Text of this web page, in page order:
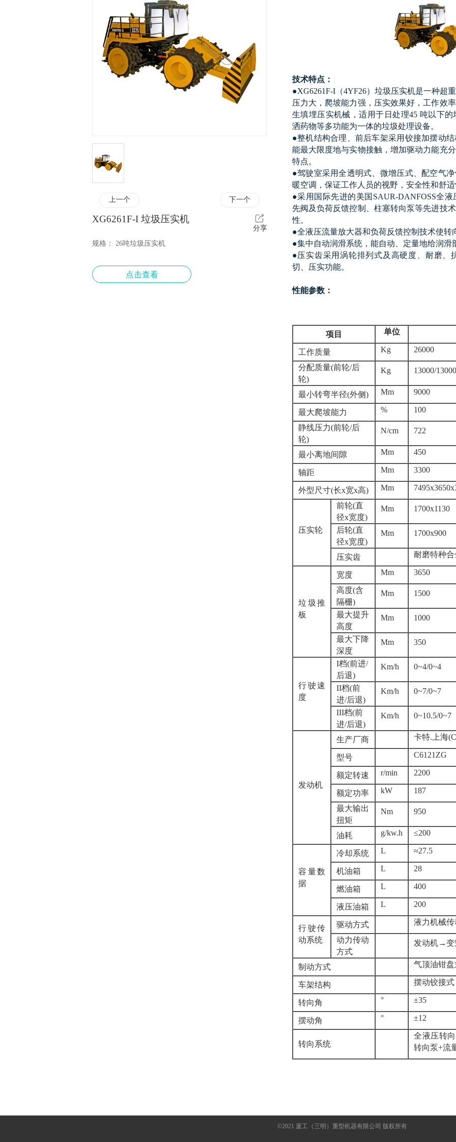
上一个 下一个
XG6261F-I 垃圾压实机
分享
规格：
26吨垃圾压实机
点击查看
技术特点：
●XG6261F-I（4YF26）垃圾压实机是一种超
压力大，爬坡能力强，压实效果好，工作效
生填埋压实机械，适用于日处理45 吨以下
洒药物等多功能为一体的垃圾处理设备。
●整机结构合理、前后车架采用铰接加摆动
能最大限度地与实物接触，增加驱动力能充
特点。
●驾驶室采用全透明式、微增压式、配空气
暖空调，保证工作人员的视野，安全性和舒适
●采用国际先进的美国SAUR-DANFOSS全
先阀及负荷反馈控制、柱塞转向泵等先进技
性。
●全液压流量放大器和负荷反馈控制技术使转
●集中自动润滑系统，能自动、定量地给润滑
●压实齿采用涡轮排列式及高硬度、耐磨、
切、压实功能。
性能参数：
项目 单位
工作质量 Kg 26000
分配质量(前轮/后
轮)
Kg 13000/13000
最小转弯半径(外侧) Mm 9000
最大爬坡能力 % 100
静线压力(前轮/后
轮)
N/cm 722
最小离地间隙 Mm 450
轴距 Mm 3300
外型尺寸(长x宽x高) Mm
压实轮
前轮(直
径x宽度)
Mm 1700x1130
后轮(直
径x宽度)
Mm 1700x900
压实齿 耐磨特种合
垃圾推
板
宽度 Mm 3650
高度(含
隔栅)
Mm 1500
最大提升
高度
Mm 1000
最大下降
深度
Mm 350
行驶速
度
I档(前进/
后退)
Km/h 0~4/0~4
II档(前
进/后退)
Km/h 0~7/0~7
III档(前
进/后退)
Km/h 0~10.5/0~7
发动机
生产厂商 卡特.上海
型号 C6121ZG
额定转速 r/min 2200
额定功率 kW 187
最大输出
扭矩
Nm 950
油耗 g/kw.h ≤200
容量数
据
冷却系统 L ≈27.5
机油箱 L 28
燃油箱 L 400
液压油箱 L 200
行驶传
动系统
驱动方式 液力机械传
动力传动
方式
发动机→
制动方式 气顶油钳盘
车架结构 摆动铰接式
转向角 ° ±35
摆动角 ° ±12
转向系统
全液压转
转向泵+流
©2021 厦工（三明）重型机器有限公司 版权所有